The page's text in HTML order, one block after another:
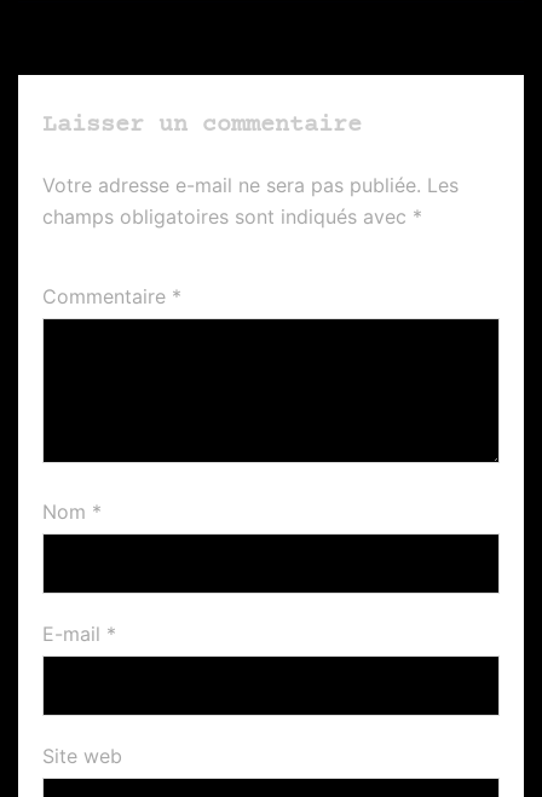
Laisser un commentaire
Votre adresse e-mail ne sera pas publiée. Les
champs obligatoires sont indiqués avec *
Commentaire *
Nom *
E-mail *
Site web